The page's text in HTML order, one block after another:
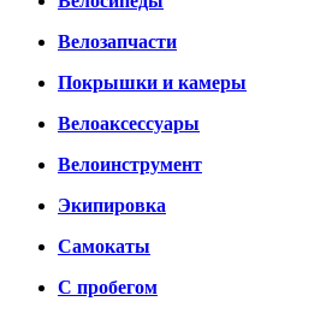
Велозапчасти
Покрышки и камеры
Велоаксессуары
Велоинструмент
Экипировка
Самокаты
С пробегом